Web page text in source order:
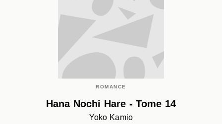
ROMANCE
Hana Nochi Hare - Tome 14
Yoko Kamio